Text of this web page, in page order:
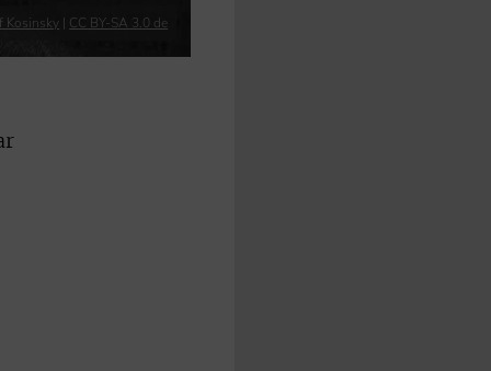
Kosinsky | CC BY-SA 3.0 de